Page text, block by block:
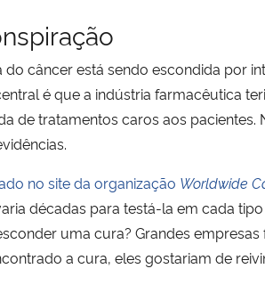
do câncer está sendo escondida por
é que a indústria farmacêutica
de tratamentos caros aos
no site da organização Worldwide
décadas para testá-la em cada
uma cura? Grandes
a cura, eles gostariam de